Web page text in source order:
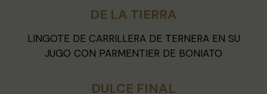
DE LA TIERRA
LINGOTE DE CARRILLERA DE TERNERA EN SU
JUGO CON PARMENTIER DE BONIATO
DULCE FINAL